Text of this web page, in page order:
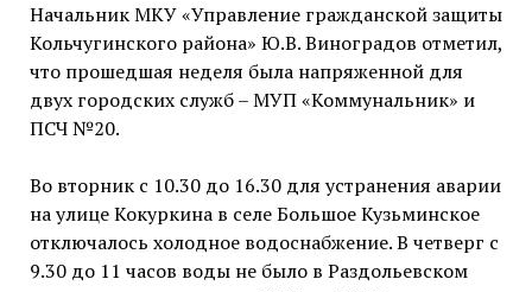
Начальник МКУ «Управление гражданской защиты
Кольчугинского района» Ю.В. Виноградов отметил,
что прошедшая неделя была напряженной для
двух городских служб – МУП «Коммунальник» и
ПСЧ №20.
Во вторник с 10.30 до 16.30 для устранения аварии
на улице Кокуркина в селе Большое Кузьминское
отключалось холодное водоснабжение. В четверг с
9.30 до 11 часов воды не было в Раздольевском